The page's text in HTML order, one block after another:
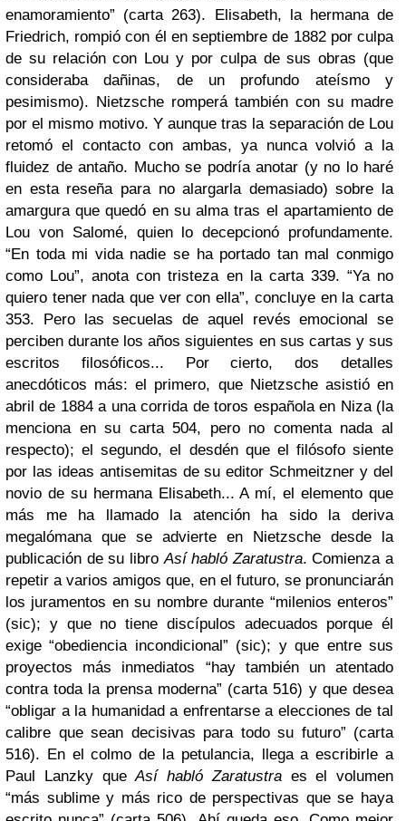
enamoramiento” (carta 263). Elisabeth, la hermana de
Friedrich, rompió con él en septiembre de 1882 por culpa
de su relación con Lou y por culpa de sus obras (que
consideraba dañinas, de un profundo ateísmo y
pesimismo). Nietzsche romperá también con su madre
por el mismo motivo. Y aunque tras la separación de Lou
retomó el contacto con ambas, ya nunca volvió a la
fluidez de antaño. Mucho se podría anotar (y no lo haré
en esta reseña para no alargarla demasiado) sobre la
amargura que quedó en su alma tras el apartamiento de
Lou von Salomé, quien lo decepcionó profundamente.
“En toda mi vida nadie se ha portado tan mal conmigo
como Lou”, anota con tristeza en la carta 339. “Ya no
quiero tener nada que ver con ella”, concluye en la carta
353. Pero las secuelas de aquel revés emocional se
perciben durante los años siguientes en sus cartas y sus
escritos filosóficos... Por cierto, dos detalles
anecdóticos más: el primero, que Nietzsche asistió en
abril de 1884 a una corrida de toros española en Niza (la
menciona en su carta 504, pero no comenta nada al
respecto); el segundo, el desdén que el filósofo siente
por las ideas antisemitas de su editor Schmeitzner y del
novio de su hermana Elisabeth... A mí, el elemento que
más me ha llamado la atención ha sido la deriva
megalómana que se advierte en Nietzsche desde la
publicación de su libroAsí habló Zaratustra. Comienza a
repetir a varios amigos que, en el futuro, se pronunciarán
los juramentos en su nombre durante “milenios enteros”
(sic); y que no tiene discípulos adecuados porque él
exige “obediencia incondicional” (sic); y que entre sus
proyectos más inmediatos “hay también un atentado
contra toda la prensa moderna” (carta 516) y que desea
“obligar a la humanidad a enfrentarse a elecciones de tal
calibre que sean decisivas para todo su futuro” (carta
516). En el colmo de la petulancia, llega a escribirle a
Paul Lanzky queAsí habló Zaratustraes el volumen
“más sublime y más rico de perspectivas que se haya